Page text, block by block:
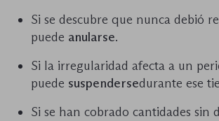
Si se descubre que nunca debió
puede anularse.
Si la irregularidad afecta a un
puede suspendersedurante ese
Si se han cobrado cantidades sin